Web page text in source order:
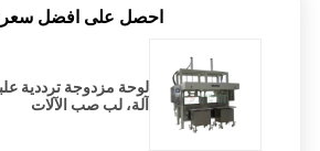
احصل على افضل
لوحة مزدوجة ترددية
آلة، لب صب الآلات